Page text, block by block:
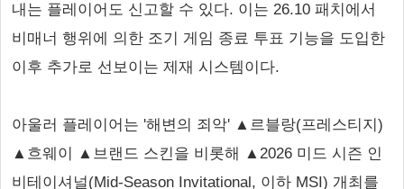
내는 플레이어도 신고할 수 있다. 이는 26.10 패치에서
비매너 행위에 의한 조기 게임 종료 투표 기능을 도입한
이후 추가로 선보이는 제재 시스템이다.
아울러 플레이어는 '해변의 죄악' ▲르블랑(프레스티지)
▲흐웨이 ▲브랜드 스킨을 비롯해 ▲2026 미드 시즌 인
비테이셔널(Mid-Season Invitational, 이하 MSI) 개최를